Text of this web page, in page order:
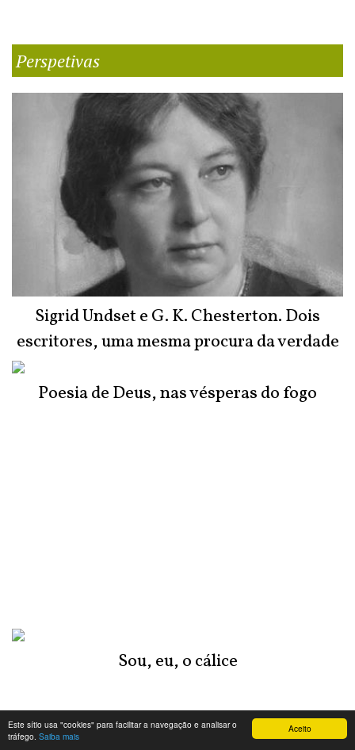
Aceito
Este sítio usa "cookies" para facilitar a navegação e analisar o
tráfego. Saiba mais
Perspetivas
Sigrid Undset e G. K. Chesterton. Dois
escritores, uma mesma procura da verdade
Poesia de Deus, nas vésperas do fogo
Sou, eu, o cálice